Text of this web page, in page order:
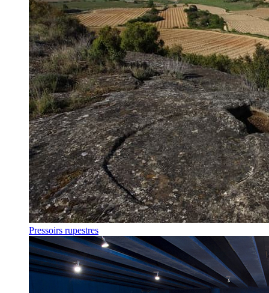
Pressoirs rupestres